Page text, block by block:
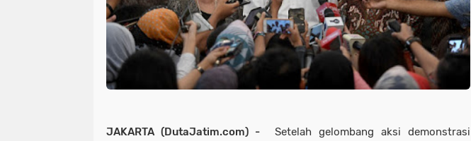
JAKARTA (DutaJatim.com) - Setelah gelombang aksi demonstrasi